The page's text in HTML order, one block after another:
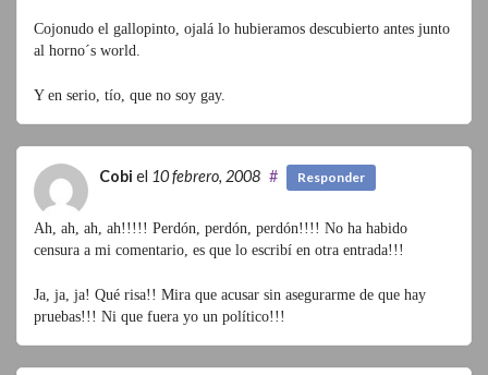
Cojonudo el gallopinto, ojalá lo hubieramos descubierto antes junto
al horno´s world.
Y en serio, tío, que no soy gay.
Cobi el 10 febrero, 2008 # Responder
Ah, ah, ah, ah!!!!! Perdón, perdón, perdón!!!! No ha habido
censura a mi comentario, es que lo escribí en otra entrada!!!
Ja, ja, ja! Qué risa!! Mira que acusar sin asegurarme de que hay
pruebas!!! Ni que fuera yo un político!!!